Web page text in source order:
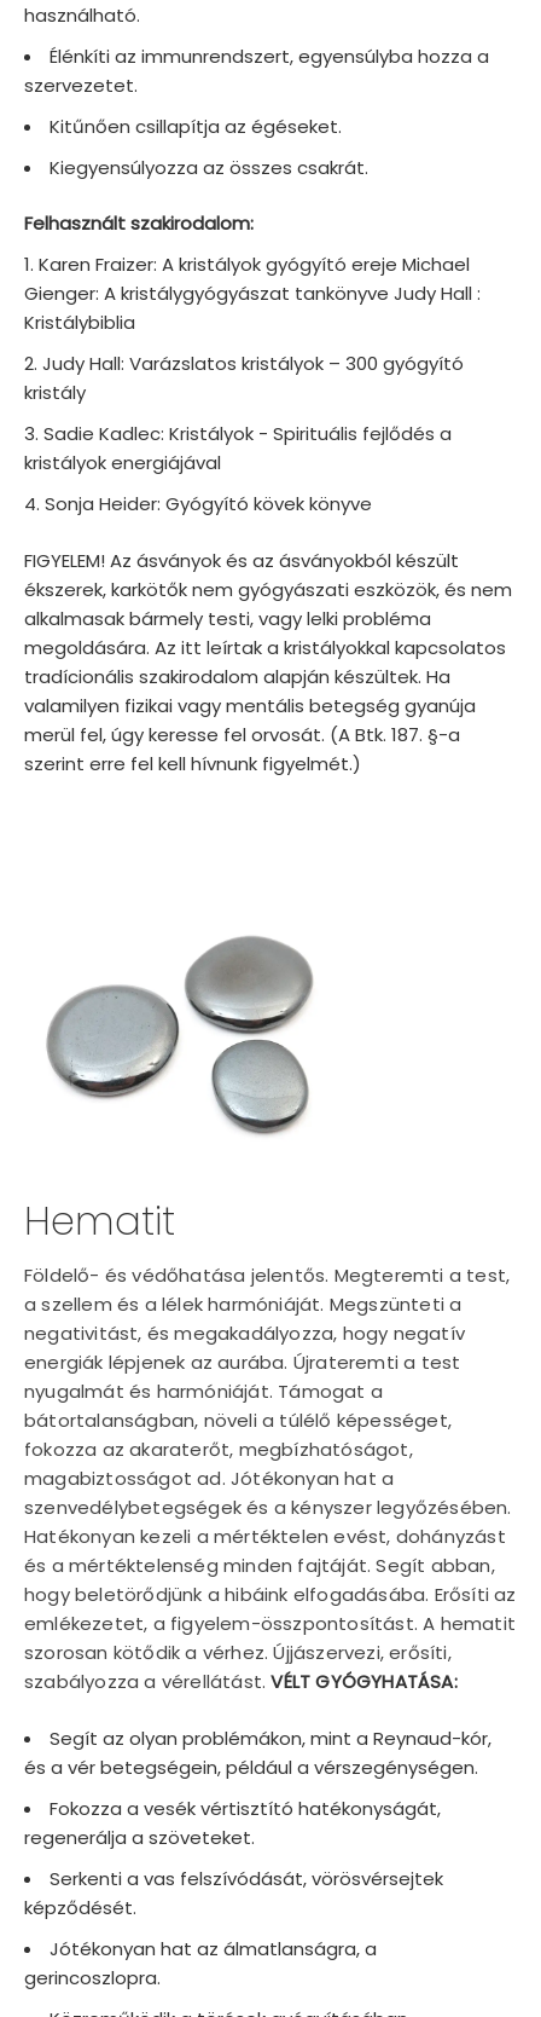
használható.
Élénkíti az immunrendszert, egyensúlyba hozza a
szervezetet.
Kitűnően csillapítja az égéseket.
Kiegyensúlyozza az összes csakrát.
Felhasznált szakirodalom:
Karen Fraizer: A kristályok gyógyító ereje Michael
Gienger: A kristálygyógyászat tankönyve Judy Hall :
Kristálybiblia
Judy Hall: Varázslatos kristályok – 300 gyógyító
kristály
Sadie Kadlec: Kristályok - Spirituális fejlődés a
kristályok energiájával
Sonja Heider: Gyógyító kövek könyve
FIGYELEM! Az ásványok és az ásványokból készült
ékszerek, karkötők nem gyógyászati eszközök, és nem
alkalmasak bármely testi, vagy lelki probléma
megoldására. Az itt leírtak a kristályokkal kapcsolatos
tradícionális szakirodalom alapján készültek. Ha
valamilyen fizikai vagy mentális betegség gyanúja
merül fel, úgy keresse fel orvosát. (A Btk. 187. §-a
szerint erre fel kell hívnunk figyelmét.)
Hematit
Földelő- és védőhatása jelentős. Megteremti a test,
a szellem és a lélek harmóniáját. Megszünteti a
negativitást, és megakadályozza, hogy negatív
energiák lépjenek az aurába. Újrateremti a test
nyugalmát és harmóniáját. Támogat a
bátortalanságban, növeli a túlélő képességet,
fokozza az akaraterőt, megbízhatóságot,
magabiztosságot ad. Jótékonyan hat a
szenvedélybetegségek és a kényszer legyőzésében.
Hatékonyan kezeli a mértéktelen evést, dohányzást
és a mértéktelenség minden fajtáját. Segít abban,
hogy beletörődjünk a hibáink elfogadásába. Erősíti az
emlékezetet, a figyelem-összpontosítást. A hematit
szorosan kötődik a vérhez. Újjászervezi, erősíti,
szabályozza a vérellátást.VÉLT GYÓGYHATÁSA:
Segít az olyan problémákon, mint a Reynaud-kór,
és a vér betegségein, például a vérszegénységen.
Fokozza a vesék vértisztító hatékonyságát,
regenerálja a szöveteket.
Serkenti a vas felszívódását, vörösvérsejtek
képződését.
Jótékonyan hat az álmatlanságra, a
gerincoszlopra.